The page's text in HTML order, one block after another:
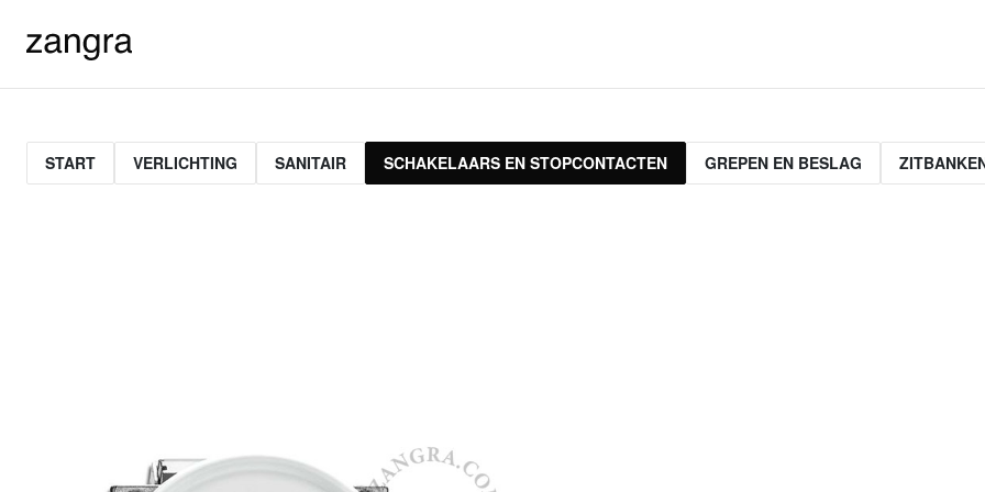
START VERLICHTING SANITAIR SCHAKELAARS EN STOPCONTACTEN GREPEN EN BESLAG